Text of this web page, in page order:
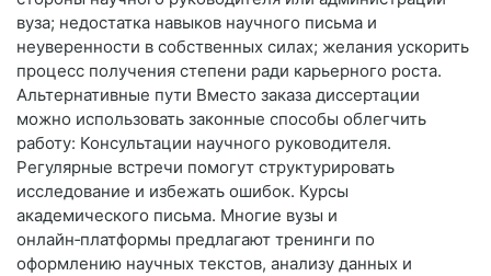
вуза; недостатка навыков научного письма и
неуверенности в собственных силах; желания ускорить
процесс получения степени ради карьерного роста.
Альтернативные пути Вместо заказа диссертации
можно использовать законные способы облегчить
работу: Консультации научного руководителя.
Регулярные встречи помогут структурировать
исследование и избежать ошибок. Курсы
академического письма. Многие вузы и
онлайн‑платформы предлагают тренинги по
оформлению научных текстов, анализу данных и